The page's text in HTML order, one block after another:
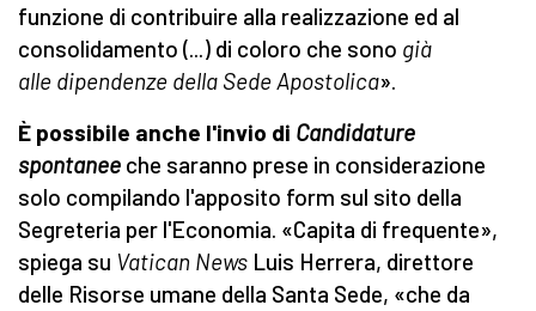
funzione di contribuire alla realizzazione ed al
consolidamento (...) di coloro che sono già
alle dipendenze della Sede Apostolica».
È possibile anche l'invio di Candidature
spontanee che saranno prese in considerazione
solo compilando l'apposito form sul sito della
Segreteria per l'Economia. «Capita di frequente»,
spiega su Vatican News Luis Herrera, direttore
delle Risorse umane della Santa Sede, «che da